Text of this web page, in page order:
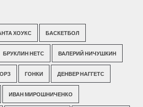
ХОУКС БАСКЕТБОЛ
БРУКЛИН НЕТС ВАЛЕРИЙ НИЧУШКИН
ГОНКИ ДЕНВЕР НАГГЕТС
ИВАН МИРОШНИЧЕНКО